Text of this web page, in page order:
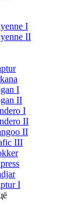
I
II
I
II
I
II
II
III
I